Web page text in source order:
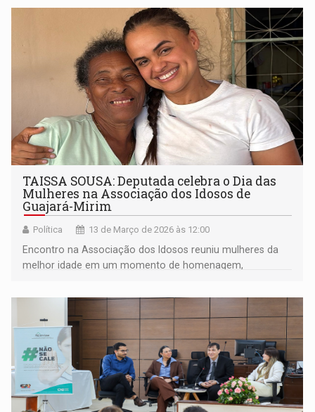
Guajará-Mirim
TAISSA SOUSA: Deputada celebra o Dia das
Mulheres na Associação dos Idosos de
Guajará-Mirim
Política 13 de Março de 2026 às 12:00
Encontro na Associação dos Idosos reuniu mulheres da
melhor idade em um momento de homenagem,
feminina na sociedade